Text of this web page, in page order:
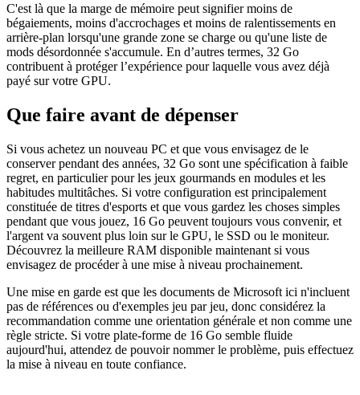
C'est là que la marge de mémoire peut signifier moins de
bégaiements, moins d'accrochages et moins de ralentissements en
arrière-plan lorsqu'une grande zone se charge ou qu'une liste de
mods désordonnée s'accumule. En d’autres termes, 32 Go
contribuent à protéger l’expérience pour laquelle vous avez déjà
payé sur votre GPU.
Que faire avant de dépenser
Si vous achetez un nouveau PC et que vous envisagez de le
conserver pendant des années, 32 Go sont une spécification à faible
regret, en particulier pour les jeux gourmands en modules et les
habitudes multitâches. Si votre configuration est principalement
constituée de titres d'esports et que vous gardez les choses simples
pendant que vous jouez, 16 Go peuvent toujours vous convenir, et
l'argent va souvent plus loin sur le GPU, le SSD ou le moniteur.
Découvrez la meilleure RAM disponible maintenant si vous
envisagez de procéder à une mise à niveau prochainement.
Une mise en garde est que les documents de Microsoft ici n'incluent
pas de références ou d'exemples jeu par jeu, donc considérez la
recommandation comme une orientation générale et non comme une
règle stricte. Si votre plate-forme de 16 Go semble fluide
aujourd'hui, attendez de pouvoir nommer le problème, puis effectuez
la mise à niveau en toute confiance.